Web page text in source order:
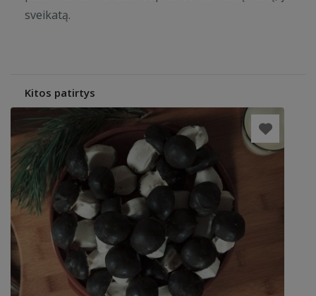
sveikatą.
Kitos patirtys